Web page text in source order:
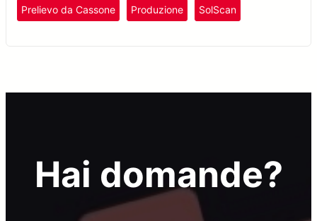
Prelievo da Cassone Produzione SolScan
Hai domande?